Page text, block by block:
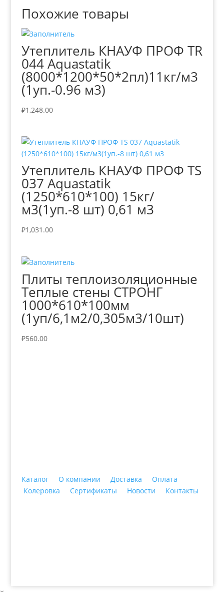
Похожие товары
Утеплитель КНАУФ ПРОФ TR
044 Aquastatik
(8000*1200*50*2пл)11кг/м3
(1уп.-0.96 м3)
₽1,248.00
Утеплитель КНАУФ ПРОФ TS
037 Aquastatik
(1250*610*100) 15кг/
м3(1уп.-8 шт) 0,61 м3
₽1,031.00
Плиты теплоизоляционные
Теплые стены СТРОНГ
1000*610*100мм
(1уп/6,1м2/0,305м3/10шт)
₽560.00
Каталог О компании Доставка
Оплата
Колеровка
Сертификаты Новости Контакты